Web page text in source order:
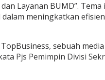
Layanan BUMD”.
meningkatkan
sebuah
Pjs Pemimpin Divisi